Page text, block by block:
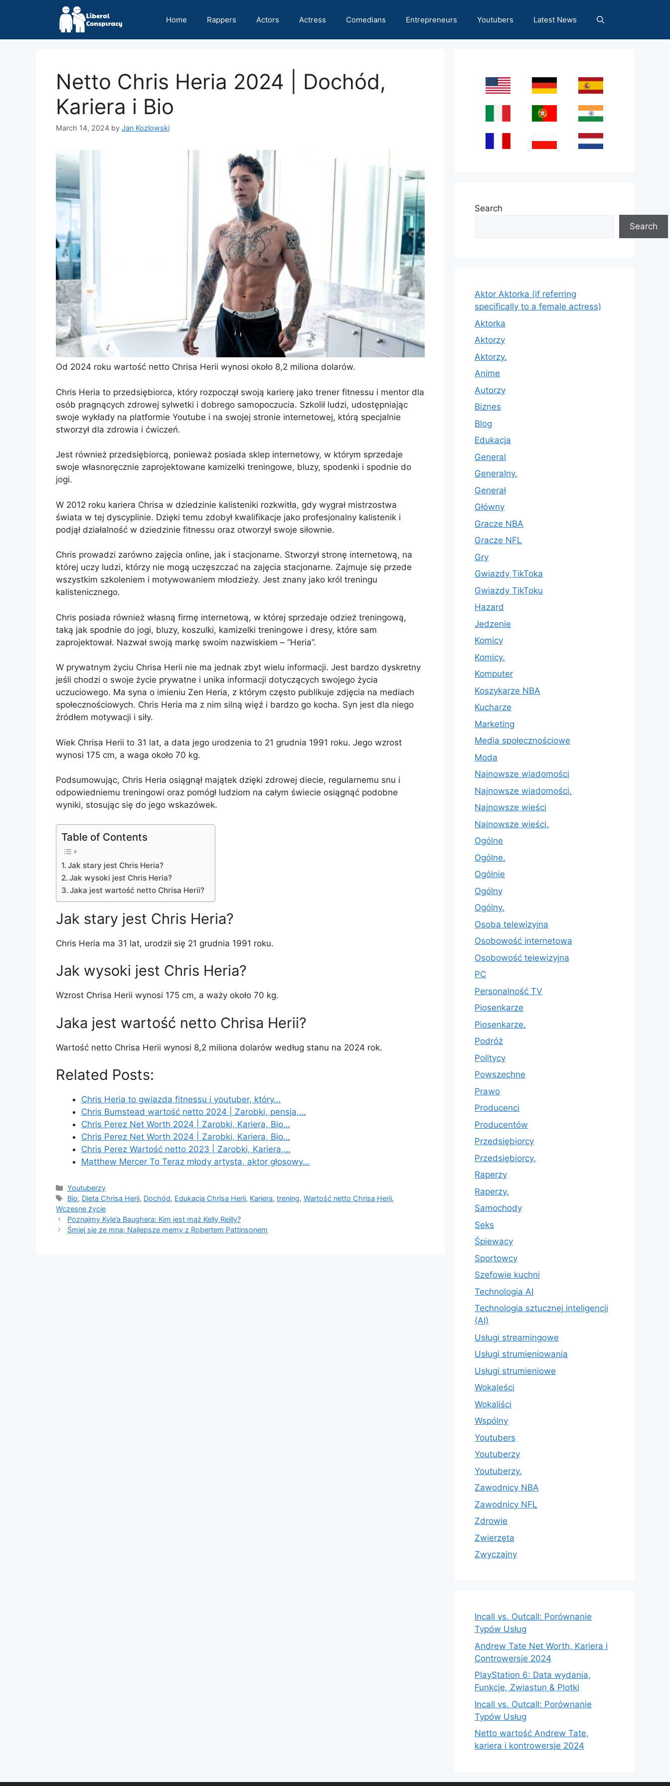
Home Rappers Actors Actress Comedians Entrepreneurs Youtubers Latest News
Netto Chris Heria 2024 | Dochód,
Kariera i Bio
March 14, 2024 by Jan Kozlowski
Od 2024 roku wartość netto Chrisa Herii wynosi około 8,2 miliona dolarów.
Chris Heria to przedsiębiorca, który rozpoczął swoją karierę jako trener fitnessu i mentor dla
osób pragnących zdrowej sylwetki i dobrego samopoczucia. Szkolił ludzi, udostępniając
swoje wykłady na platformie Youtube i na swojej stronie internetowej, którą specjalnie
stworzył dla zdrowia i ćwiczeń.
Jest również przedsiębiorcą, ponieważ posiada sklep internetowy, w którym sprzedaje
swoje własnoręcznie zaprojektowane kamizelki treningowe, bluzy, spodenki i spodnie do
jogi.
W 2012 roku kariera Chrisa w dziedzinie kalisteniki rozkwitła, gdy wygrał mistrzostwa
świata w tej dyscyplinie. Dzięki temu zdobył kwalifikacje jako profesjonalny kalistenik i
podjął działalność w dziedzinie fitnessu oraz otworzył swoje siłownie.
Chris prowadzi zarówno zajęcia online, jak i stacjonarne. Stworzył stronę internetową, na
której uczy ludzi, którzy nie mogą uczęszczać na zajęcia stacjonarne. Zajmuje się przede
wszystkim szkoleniem i motywowaniem młodzieży. Jest znany jako król treningu
kalistenicznego.
Chris posiada również własną firmę internetową, w której sprzedaje odzież treningową,
taką jak spodnie do jogi, bluzy, koszulki, kamizelki treningowe i dresy, które sam
zaprojektował. Nazwał swoją markę swoim nazwiskiem – “Heria”.
W prywatnym życiu Chrisa Herii nie ma jednak zbyt wielu informacji. Jest bardzo dyskretny
jeśli chodzi o swoje życie prywatne i unika informacji dotyczących swojego życia
uczuciowego. Ma syna o imieniu Zen Heria, z którym często publikuje zdjęcia na mediach
społecznościowych. Chris Heria ma z nim silną więź i bardzo go kocha. Syn jest dla niego
źródłem motywacji i siły.
Wiek Chrisa Herii to 31 lat, a data jego urodzenia to 21 grudnia 1991 roku. Jego wzrost
wynosi 175 cm, a waga około 70 kg.
Podsumowując, Chris Heria osiągnął majątek dzięki zdrowej diecie, regularnemu snu i
odpowiedniemu treningowi oraz pomógł ludziom na całym świecie osiągnąć podobne
wyniki, stosując się do jego wskazówek.
Table of Contents
Jak stary jest Chris Heria?
Jak wysoki jest Chris Heria?
Jaka jest wartość netto Chrisa Herii?
Jak stary jest Chris Heria?
Chris Heria ma 31 lat, urodził się 21 grudnia 1991 roku.
Jak wysoki jest Chris Heria?
Wzrost Chrisa Herii wynosi 175 cm, a waży około 70 kg.
Jaka jest wartość netto Chrisa Herii?
Wartość netto Chrisa Herii wynosi 8,2 miliona dolarów według stanu na 2024 rok.
Related Posts:
Chris Heria to gwiazda fitnessu i youtuber, który…
Chris Bumstead wartość netto 2024 | Zarobki, pensja,…
Chris Perez Net Worth 2024 | Zarobki, Kariera, Bio…
Chris Perez Net Worth 2024 | Zarobki, Kariera, Bio…
Chris Perez Wartość netto 2023 | Zarobki, Kariera,…
Matthew Mercer To Teraz młody artysta, aktor głosowy…
Categories
Youtuberzy
Tags
Bio, Dieta Chrisa Herii, Dochód, Edukacja Chrisa Herii, Kariera,trening,Wartość netto Chrisa Herii,
Wczesne życie
Poznajmy Kyle’a Baughera: Kim jest mąż Kelly Reilly?
Śmiej się ze mną: Najlepsze memy z Robertem Pattinsonem
Search
Search
Aktor Aktorka (if referring
specifically to a female actress)
Aktorka
Aktorzy
Aktorzy.
Anime
Autorzy
Biznes
Blog
Edukacja
General
Generalny.
Generał
Główny
Gracze NBA
Gracze NFL
Gry
Gwiazdy TikToka
Gwiazdy TikToku
Hazard
Jedzenie
Komicy
Komicy.
Komputer
Koszykarze NBA
Kucharze
Marketing
Media społecznościowe
Moda
Najnowsze wiadomości
Najnowsze wiadomości.
Najnowsze wieści
Najnowsze wieści.
Ogólne
Ogólne.
Ogólnie
Ogólny
Ogólny.
Osoba telewizyjna
Osobowość internetowa
Osobowość telewizyjna
PC
Personalność TV
Piosenkarze
Piosenkarze.
Podróż
Politycy
Powszechne
Prawo
Producenci
Producentów
Przedsiębiorcy
Przedsiębiorcy.
Raperzy
Raperzy.
Samochody
Seks
Śpiewacy
Sportowcy
Szefowie kuchni
Technologia AI
Technologia sztucznej inteligencji
(AI)
Usługi streamingowe
Usługi strumieniowania
Usługi strumieniowe
Wokaleści
Wokaliści
Wspólny
Youtubers
Youtuberzy
Youtuberzy.
Zawodnicy NBA
Zawodnicy NFL
Zdrowie
Zwierzęta
Zwyczajny
Incall vs. Outcall: Porównanie
Typów Usług
Andrew Tate Net Worth, Kariera i
Controwersje 2024
PlayStation 6: Data wydania,
Funkcje, Zwiastun & Plotki
Incall vs. Outcall: Porównanie
Typów Usług
Netto wartość Andrew Tate,
kariera i kontrowersje 2024